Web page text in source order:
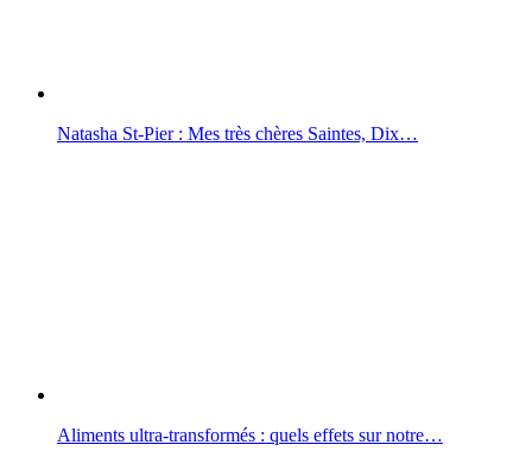
Natasha St-Pier : Mes très chères Saintes, Dix…
Aliments ultra-transformés : quels effets sur notre…